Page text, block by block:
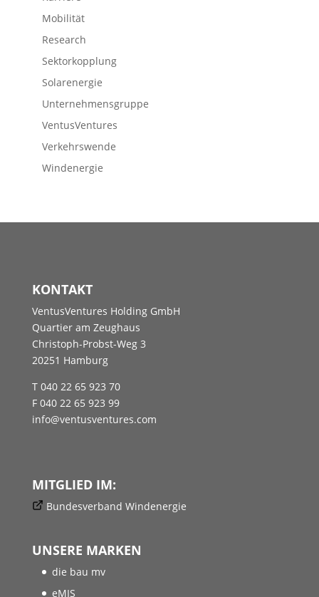
Mobilität
Research
Sektorkopplung
Solarenergie
Unternehmensgruppe
VentusVentures
Verkehrswende
Windenergie
KONTAKT
VentusVentures Holding GmbH
Quartier am Zeughaus
Christoph-Probst-Weg 3
20251 Hamburg
T 040 22 65 923 70
F 040 22 65 923 99
info@ventusventures.com
MITGLIED IM:
Bundesverband Windenergie
UNSERE MARKEN
die bau mv
eMIS